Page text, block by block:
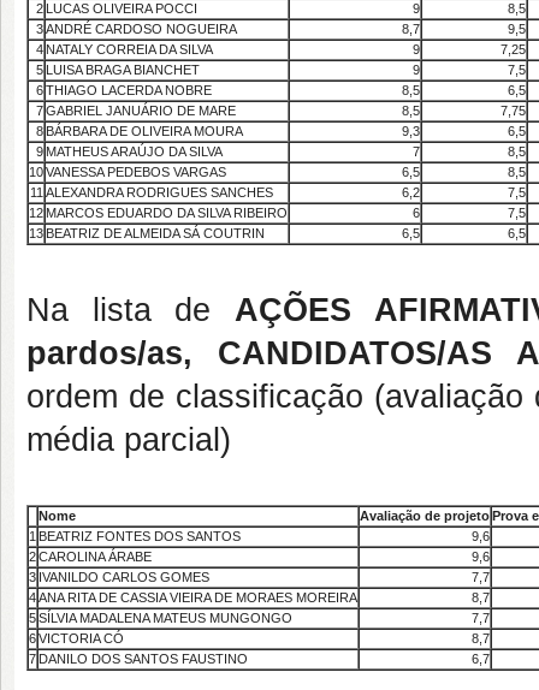
2 LUCAS OLIVEIRA POCCI 9
8,5
3ANDRÉ CARDOSO NOGUEIRA 8,7
9,5
4 NATALY CORREIA DA SILVA 9
7,25
5 LUISA BRAGA BIANCHET 9
7,5
6THIAGO LACERDA NOBRE 8,5
6,5
7GABRIEL JANUÁRIO DE MARE 8,5
7,75
8 BÁRBARA DE OLIVEIRA MOURA 9,3
6,5
9 MATHEUS ARAÚJO DA SILVA 7
8,5
10VANESSA PEDEBOS VARGAS 6,5
8,5
11 ALEXANDRA RODRIGUES SANCHES 6,2
7,5
12 MARCOS EDUARDO DA SILVA RIBEIRO 6
7,5
13 BEATRIZ DE ALMEIDA SÁ COUTRIN 6,5 6,5
Na lista de AÇÕES
pardos/as, CANDIDATOS/AS
ordem de classificação
média parcial)
Nome Avaliação de projetoProva
1 BEATRIZ FONTES DOS SANTOS
9,6
2CAROLINA ÁRABE
9,6
3 IVANILDO CARLOS GOMES
7,7
4ANA RITA DE CASSIA VIEIRA DE MORAES MOREIRA
8,7
5SÍLVIA MADALENA MATEUS MUNGONGO
7,7
6VICTORIA CÓ
8,7
7 DANILO DOS SANTOS FAUSTINO 6,7